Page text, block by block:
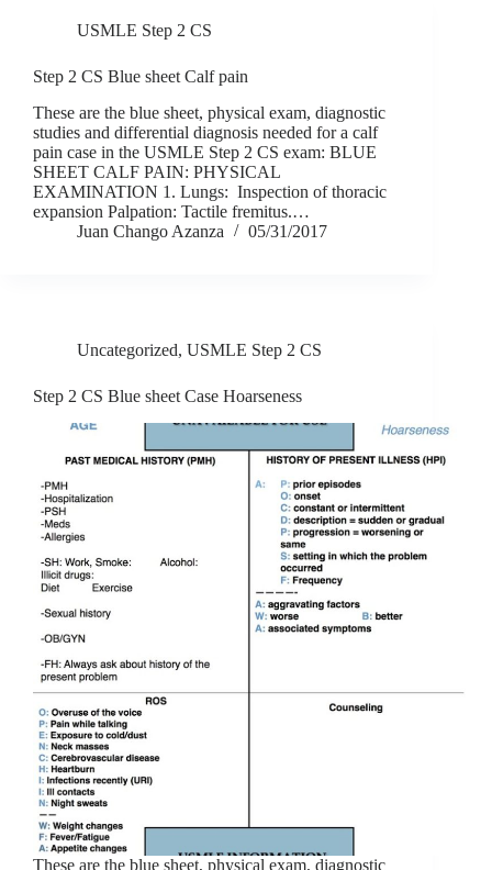
USMLE Step 2 CS
Step 2 CS Blue sheet Calf pain
These are the blue sheet, physical exam, diagnostic
studies and differential diagnosis needed for a calf
pain case in the USMLE Step 2 CS exam: BLUE
SHEET CALF PAIN: PHYSICAL
EXAMINATION 1. Lungs: Inspection of thoracic
expansion Palpation: Tactile fremitus.…
Juan Chango Azanza
05/31/2017
Uncategorized, USMLE Step 2 CS
Step 2 CS Blue sheet Case Hoarseness
These are the blue sheet, physical exam, diagnostic